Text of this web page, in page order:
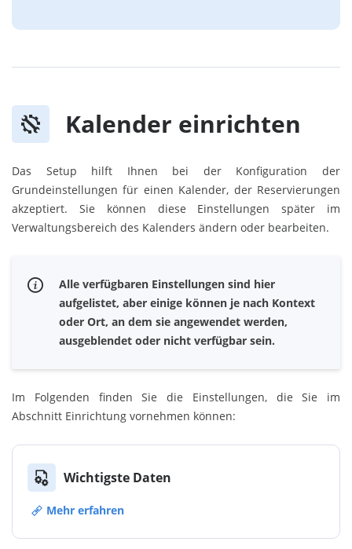
Kalender einrichten
Das Setup hilft Ihnen bei der Konfiguration der
Grundeinstellungen für einen Kalender, der Reservierungen
akzeptiert. Sie können diese Einstellungen später im
Verwaltungsbereich des Kalenders ändern oder bearbeiten.
Alle verfügbaren Einstellungen sind hier
aufgelistet, aber einige können je nach Kontext
oder Ort, an dem sie angewendet werden,
ausgeblendet oder nicht verfügbar sein.
Im Folgenden finden Sie die Einstellungen, die Sie im
Abschnitt Einrichtung vornehmen können:
Wichtigste Daten
Mehr erfahren